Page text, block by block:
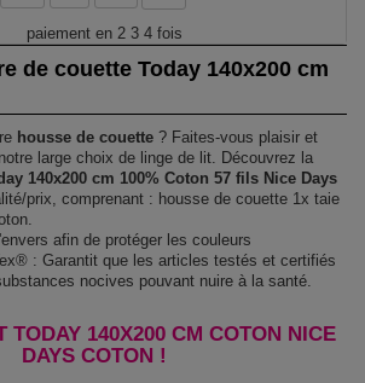
de couette Today 140x200 cm
housse de couette ? Faites-vous plaisir et
large choix de linge de lit. Découvrez la
140x200 cm 100% Coton 57 fils Nice Days
prix, comprenant : housse de couette 1x taie
afin de protéger les couleurs
: Garantit que les articles testés et certifiés
nocives pouvant nuire à la santé.
TODAY 140X200 CM COTON NICE
DAYS COTON !